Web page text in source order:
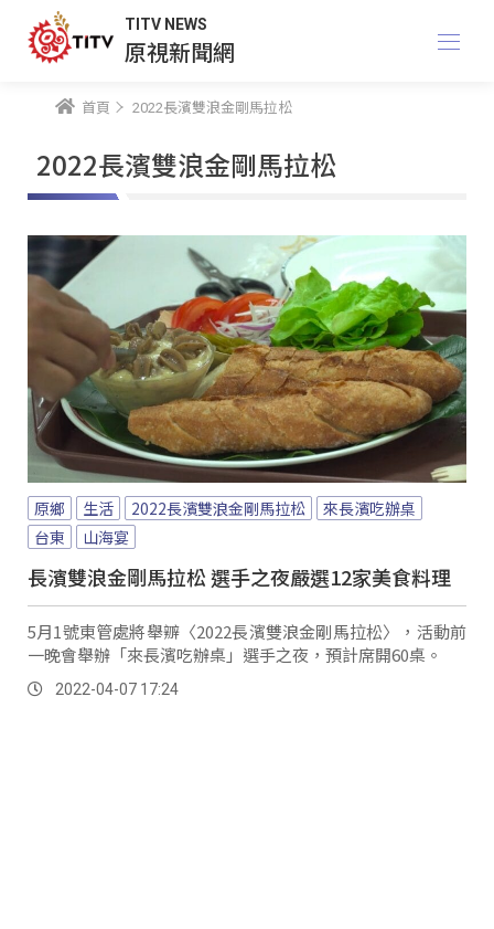
TITV NEWS
原視新聞網
首頁 2022長濱雙浪金剛馬拉松
2022長濱雙浪金剛馬拉松
原鄉 生活 2022長濱雙浪金剛馬拉松
來長濱吃辦桌
台東
山海宴
長濱雙浪金剛馬拉松 選手之夜嚴選12家美食料理
5月1號東管處將舉辧〈2022長濱雙浪金剛馬拉松〉，活動前
一晚會舉辦「來長濱吃辦桌」選手之夜，預計席開60桌。
2022-04-07 17:24